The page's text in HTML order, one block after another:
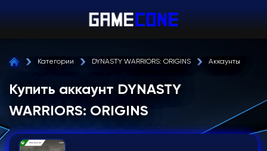
Категории DYNASTY WARRIORS: ORIGINS Аккаунты
Купить аккаунт DYNASTY
WARRIORS: ORIGINS